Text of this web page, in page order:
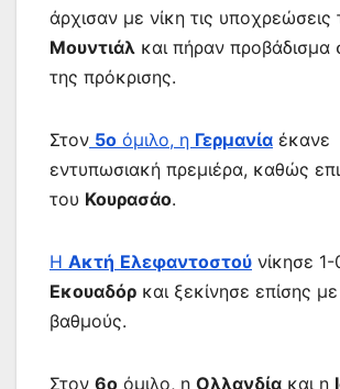
άρχισαν με νίκη τις υποχρεώσεις
Μουντιάλ και πήραν προβάδισμα
της πρόκρισης.
Στον 5ο όμιλο, η Γερμανία έκανε
εντυπωσιακή πρεμιέρα, καθώς
του Κουρασάο.
Η Ακτή Ελεφαντοστού νίκησε 1-
Εκουαδόρ και ξεκίνησε επίσης με
βαθμούς.
Στον 6ο όμιλο, η Ολλανδία και η